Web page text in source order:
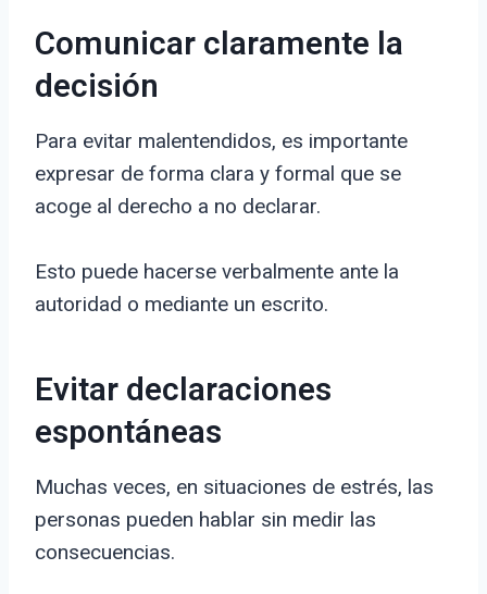
Comunicar claramente la
decisión
Para evitar malentendidos, es importante
expresar de forma clara y formal que se
acoge al derecho a no declarar.
Esto puede hacerse verbalmente ante la
autoridad o mediante un escrito.
Evitar declaraciones
espontáneas
Muchas veces, en situaciones de estrés, las
personas pueden hablar sin medir las
consecuencias.